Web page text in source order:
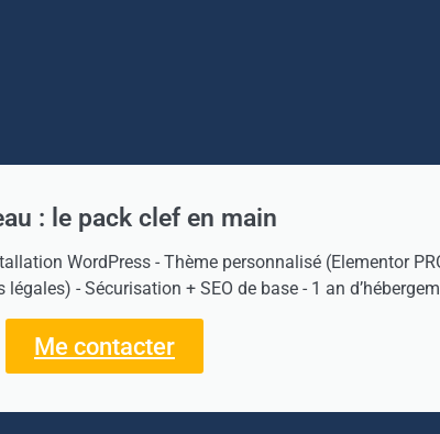
: le pack clef en main
WordPress - Thème personnalisé (Elementor
- Sécurisation + SEO de base - 1 an
Me contacter